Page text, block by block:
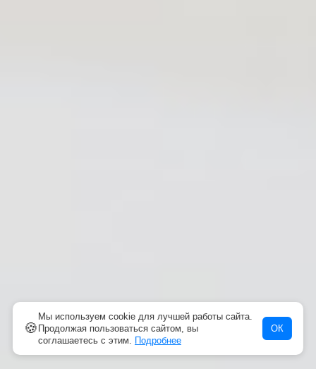
🍪
Мы используем cookie для лучшей работы сайта.
Продолжая пользоваться сайтом, вы
соглашаетесь с этим. Подробнее
ОК